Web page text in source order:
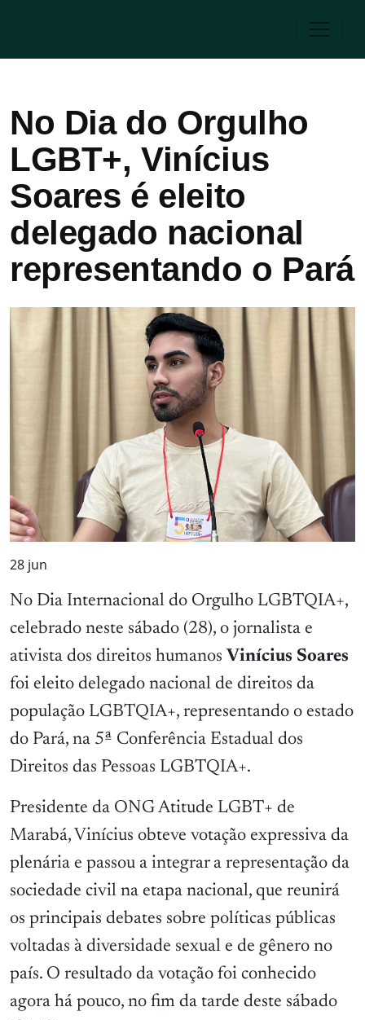
No Dia do Orgulho
LGBT+, Vinícius
Soares é eleito
delegado nacional
representando o Pará
28 jun
No Dia Internacional do Orgulho LGBTQIA+,
celebrado neste sábado (28), o jornalista e
ativista dos direitos humanos Vinícius Soares
foi eleito delegado nacional de direitos da
população LGBTQIA+, representando o estado
do Pará, na 5ª Conferência Estadual dos
Direitos das Pessoas LGBTQIA+.
Presidente da ONG Atitude LGBT+ de
Marabá, Vinícius obteve votação expressiva da
plenária e passou a integrar a representação da
sociedade civil na etapa nacional, que reunirá
os principais debates sobre políticas públicas
voltadas à diversidade sexual e de gênero no
país. O resultado da votação foi conhecido
agora há pouco, no fim da tarde deste sábado